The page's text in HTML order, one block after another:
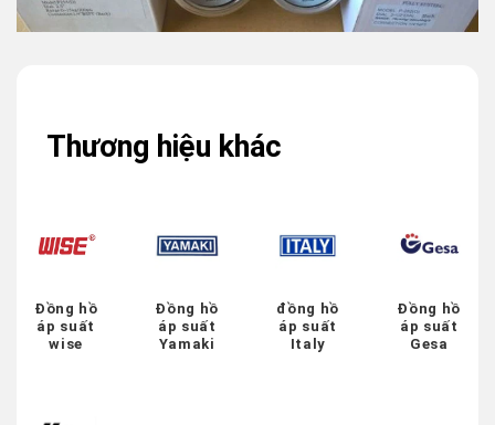
Thương hiệu khác
Đồng hồ
áp suất
wise
Đồng hồ
áp suất
Yamaki
đồng hồ
áp suất
Italy
Đồng hồ
áp suất
Gesa